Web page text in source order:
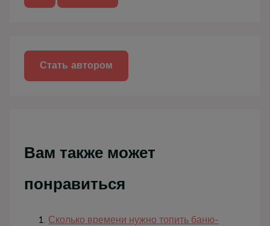
к
Стать автором
Вам также может
понравиться
Сколько времени нужно топить баню-